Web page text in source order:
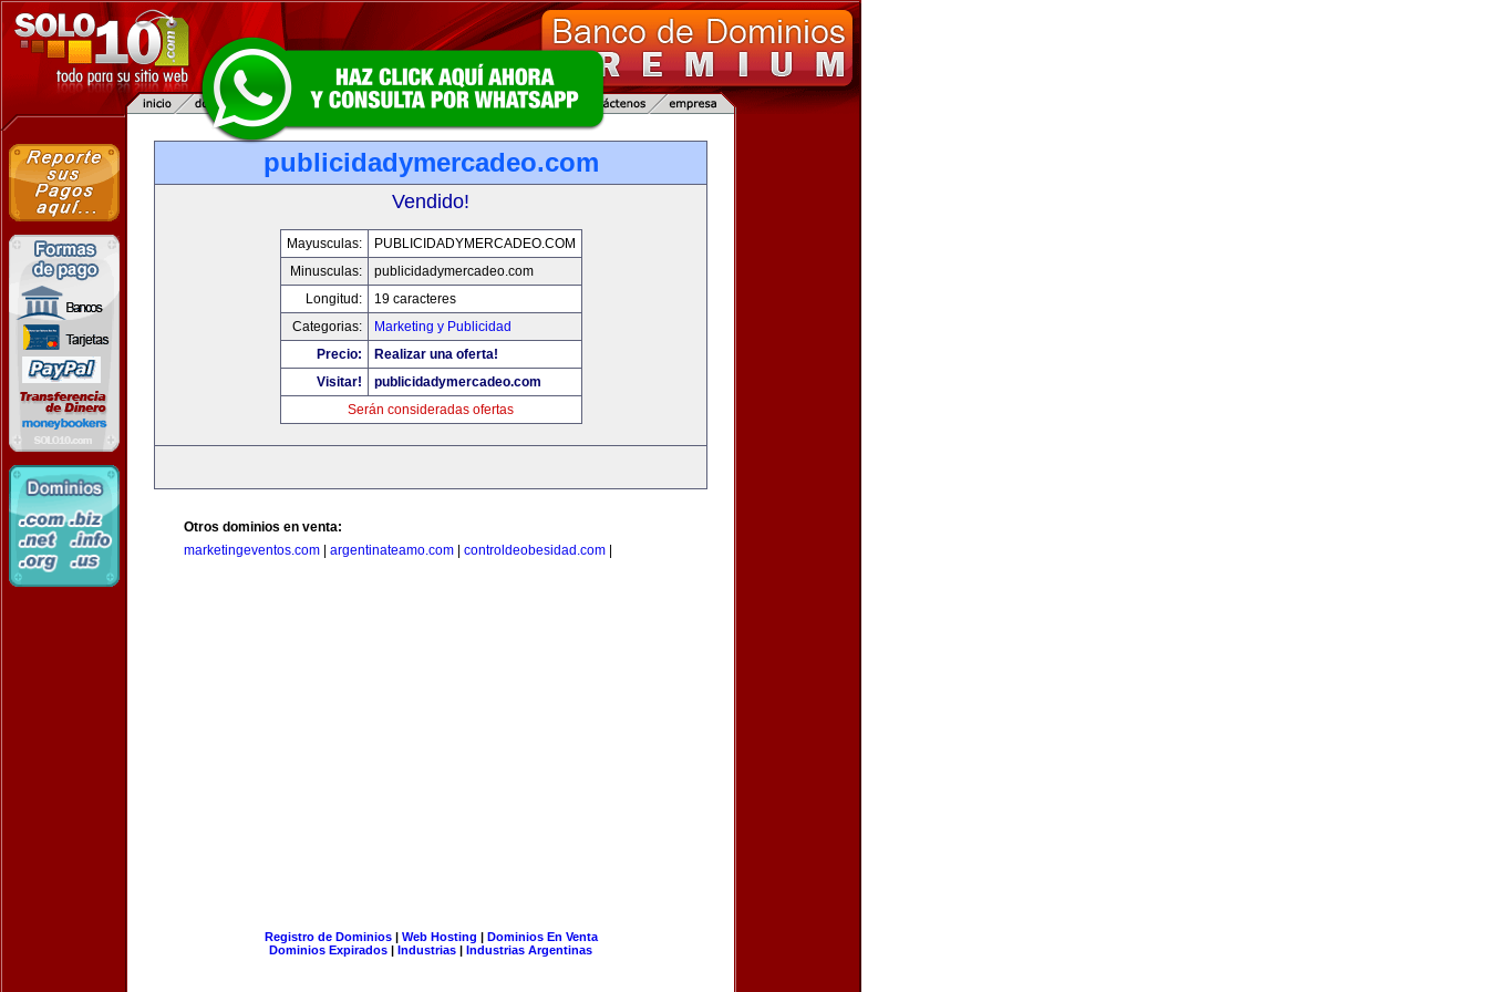
publicidadymercadeo.com
Vendido!
Mayusculas:
PUBLICIDADYMERCADEO.COM
Minusculas:
publicidadymercadeo.com
Longitud:
19 caracteres
Categorias:
Marketing y Publicidad
Precio:
Realizar una oferta!
Visitar!
publicidadymercadeo.com
Serán consideradas ofertas
Otros dominios en venta:
marketingeventos.com
argentinateamo.com controldeobesidad.com
Registro de Dominios| Web Hosting | Dominios En Venta
Dominios Expirados | Industrias | Industrias Argentinas